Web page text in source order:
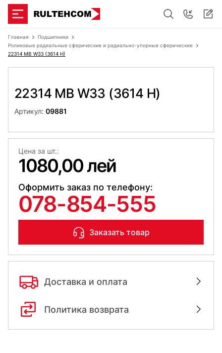
Главная
Подшипники
Роликовые радиальные сферические и радиально-упорные сферические
22314 MB W33 (3614 H)
22314 MB W33 (3614 H)
Артикул: 09881
Цена за шт.:
1080,00 лей
Оформить заказ по телефону:
078-854-555
Заказать товар
Доставка и оплата
Политика возврата